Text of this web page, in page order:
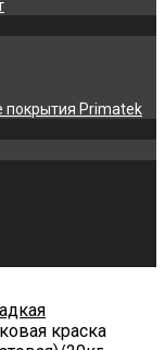
покрытия Primatek
краска